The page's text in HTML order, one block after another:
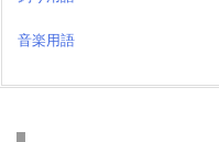
音楽用語